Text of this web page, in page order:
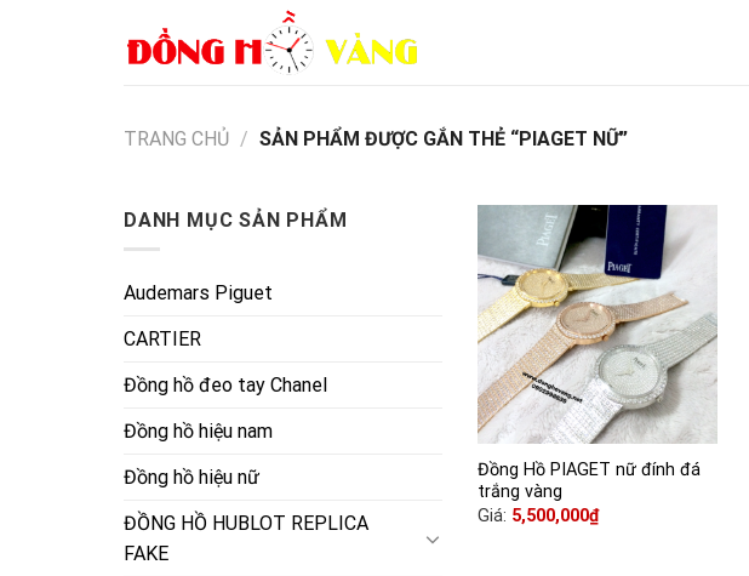
TRANG CHỦ / SẢN PHẨM ĐƯỢC GẮN THẺ “PIAGET NỮ”
DANH MỤC SẢN PHẨM
Audemars Piguet
CARTIER
Đồng hồ đeo tay Chanel
Đồng hồ hiệu nam
Đồng hồ hiệu nữ
ĐỒNG HỒ HUBLOT REPLICA
FAKE
Đồng Hồ PIAGET nữ đính đá
trắng vàng
Giá: 5,500,000₫